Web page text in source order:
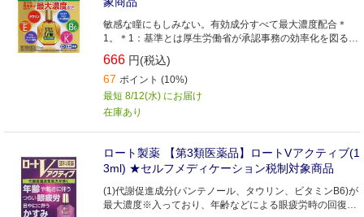
敏感な瞳にもしみない。有効成分すべて最大濃度配合＊
1。＊1：基準とは厚生労働省が承認事務の効率化を図るた
めに定めた医薬品の範囲
666 円(税込)
67 ポイント (10%)
最短 8/12(水) にお届け
在庫あり
ロート製薬 【第3類医薬品】ロートVアクティブ(1
3ml) ★セルフメディケーション税制対象商品
(1)代謝促進成分(パンテノール、タウリン、ビタミンB6)が
最大濃度※入っており、年齢などによる眼疲労時の回復力